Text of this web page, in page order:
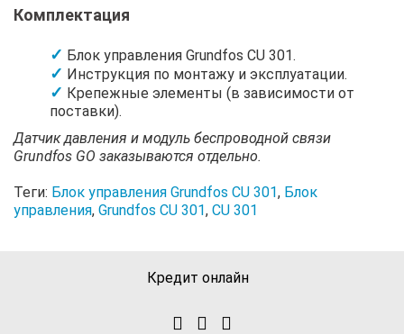
Комплектация
Блок управления Grundfos CU 301.
Инструкция по монтажу и эксплуатации.
Крепежные элементы (в зависимости от
поставки).
Датчик давления и модуль беспроводной связи
Grundfos GO заказываются отдельно.
Теги: Блок управления Grundfos CU 301, Блок
управления, Grundfos CU 301, CU 301
Кредит онлайн